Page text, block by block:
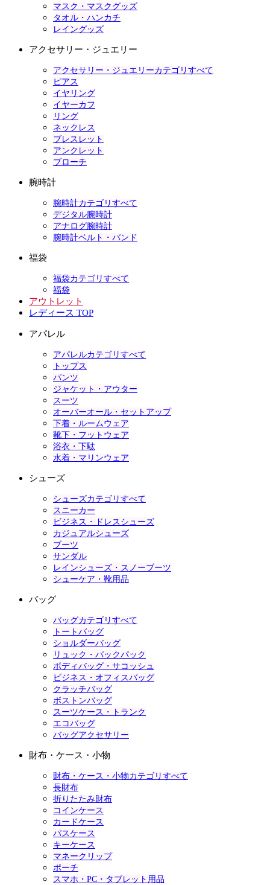
マスク・マスクグッズ
タオル・ハンカチ
レイングッズ
アクセサリー・ジュエリー
アクセサリー・ジュエリーカテゴリすべて
ピアス
イヤリング
イヤーカフ
リング
ネックレス
ブレスレット
アンクレット
ブローチ
腕時計
腕時計カテゴリすべて
デジタル腕時計
アナログ腕時計
腕時計ベルト・バンド
福袋
福袋カテゴリすべて
福袋
アウトレット
レディース TOP
アパレル
アパレルカテゴリすべて
トップス
パンツ
ジャケット・アウター
スーツ
オーバーオール・セットアップ
下着・ルームウェア
靴下・フットウェア
浴衣・下駄
水着・マリンウェア
シューズ
シューズカテゴリすべて
スニーカー
ビジネス・ドレスシューズ
カジュアルシューズ
ブーツ
サンダル
レインシューズ・スノーブーツ
シューケア・靴用品
バッグ
バッグカテゴリすべて
トートバッグ
ショルダーバッグ
リュック・バックパック
ボディバッグ・サコッシュ
ビジネス・オフィスバッグ
クラッチバッグ
ボストンバッグ
スーツケース・トランク
エコバッグ
バッグアクセサリー
財布・ケース・小物
財布・ケース・小物カテゴリすべて
長財布
折りたたみ財布
コインケース
カードケース
パスケース
キーケース
マネークリップ
ポーチ
スマホ・PC・タブレット用品